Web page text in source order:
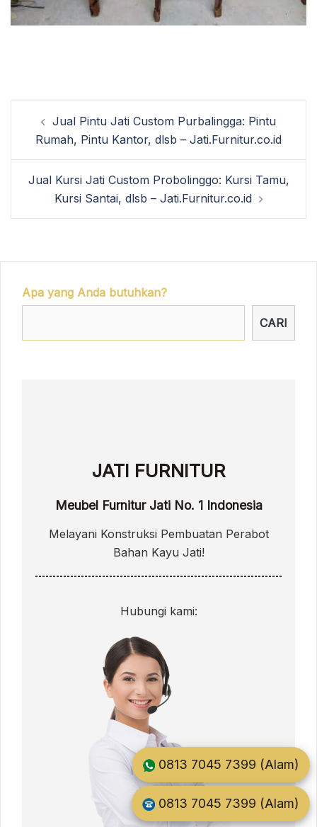
Post
navigation
Jual Pintu Jati Custom Purbalingga: Pintu
Rumah, Pintu Kantor, dlsb – Jati.Furnitur.co.id
Jual Kursi Jati Custom Probolinggo: Kursi Tamu,
Kursi Santai, dlsb – Jati.Furnitur.co.id
Apa yang Anda butuhkan?
CARI
JATI FURNITUR
Meubel Furnitur Jati No. 1 Indonesia
Melayani Konstruksi Pembuatan Perabot
Bahan Kayu Jati!
Hubungi kami:
0813 7045 7399 (Alam)
0813 7045 7399 (Alam)